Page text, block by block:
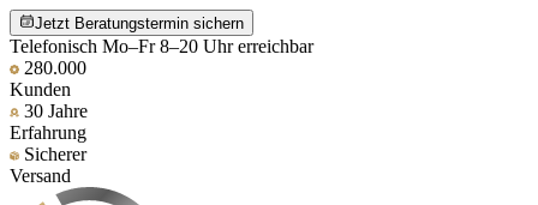
Jetzt Beratungstermin sichern
Telefonisch Mo–Fr 8–20 Uhr erreichbar
280.000
Kunden
30 Jahre
Erfahrung
Sicherer
Versand